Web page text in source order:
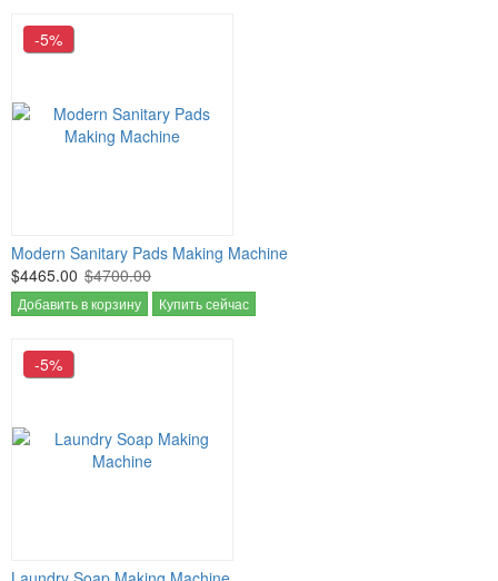
-5%
Modern Sanitary Pads Making Machine
$4465.00 $4700.00
Добавить в корзину Купить сейчас
-5%